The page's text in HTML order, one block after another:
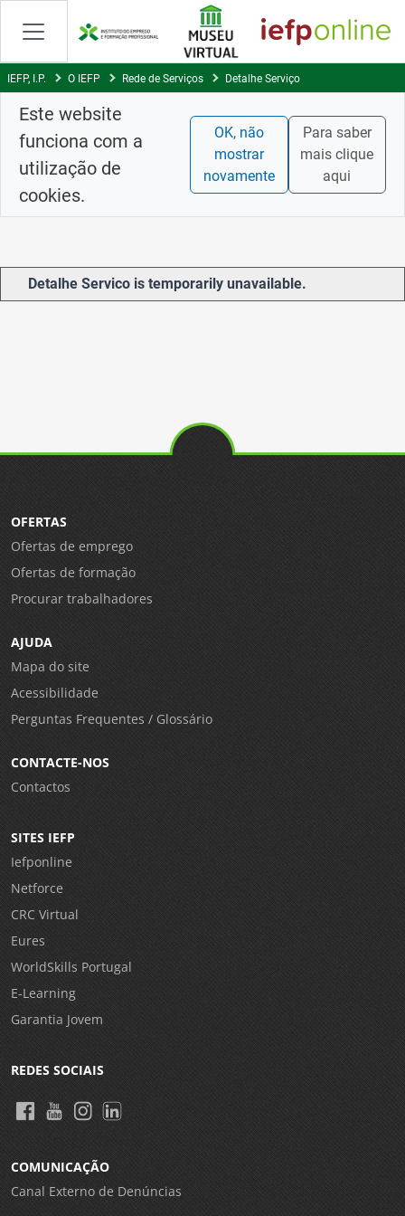
Skip
Content
IEFP, I.P. O IEFP Rede de Serviços Detalhe Serviço
Este website
funciona com a
utilização de
cookies.
OK, não
mostrar
novamente
Para saber
mais clique
aqui
Detalhe Servico is temporarily unavailable.
OFERTAS
Ofertas de emprego
Ofertas de formação
Procurar trabalhadores
AJUDA
Mapa do site
Acessibilidade
Perguntas Frequentes / Glossário
CONTACTE-NOS
Contactos
SITES IEFP
Iefponline
Netforce
CRC Virtual
Eures
WorldSkills Portugal
E-Learning
Garantia Jovem
REDES SOCIAIS
COMUNICAÇÃO
Canal Externo de Denúncias